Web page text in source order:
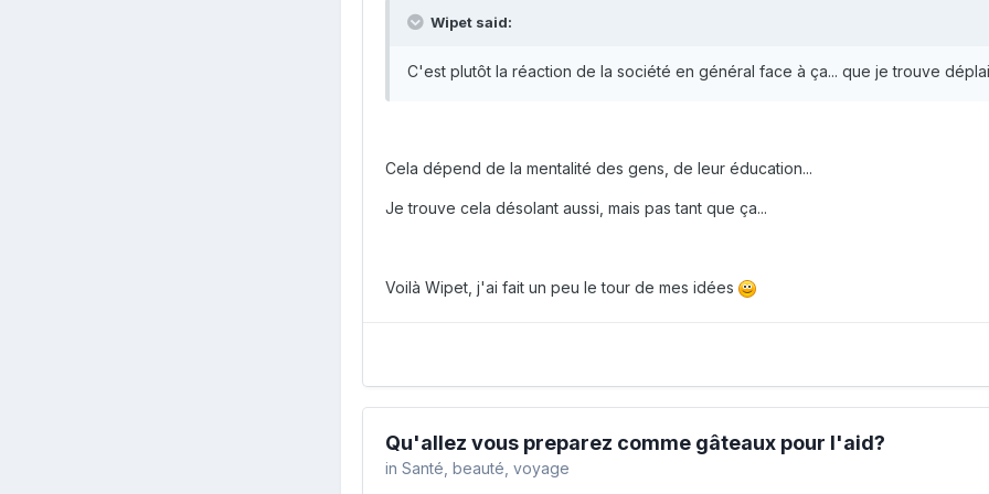
Wipet said:
C'est plutôt la réaction de la société en général face à ça... que je trouve
Cela dépend de la mentalité des gens, de leur éducation...
Je trouve cela désolant aussi, mais pas tant que ça...
Voilà Wipet, j'ai fait un peu le tour de mes idées
Qu'allez vous preparez comme gâteaux pour l'aid?
in Santé, beauté, voyage